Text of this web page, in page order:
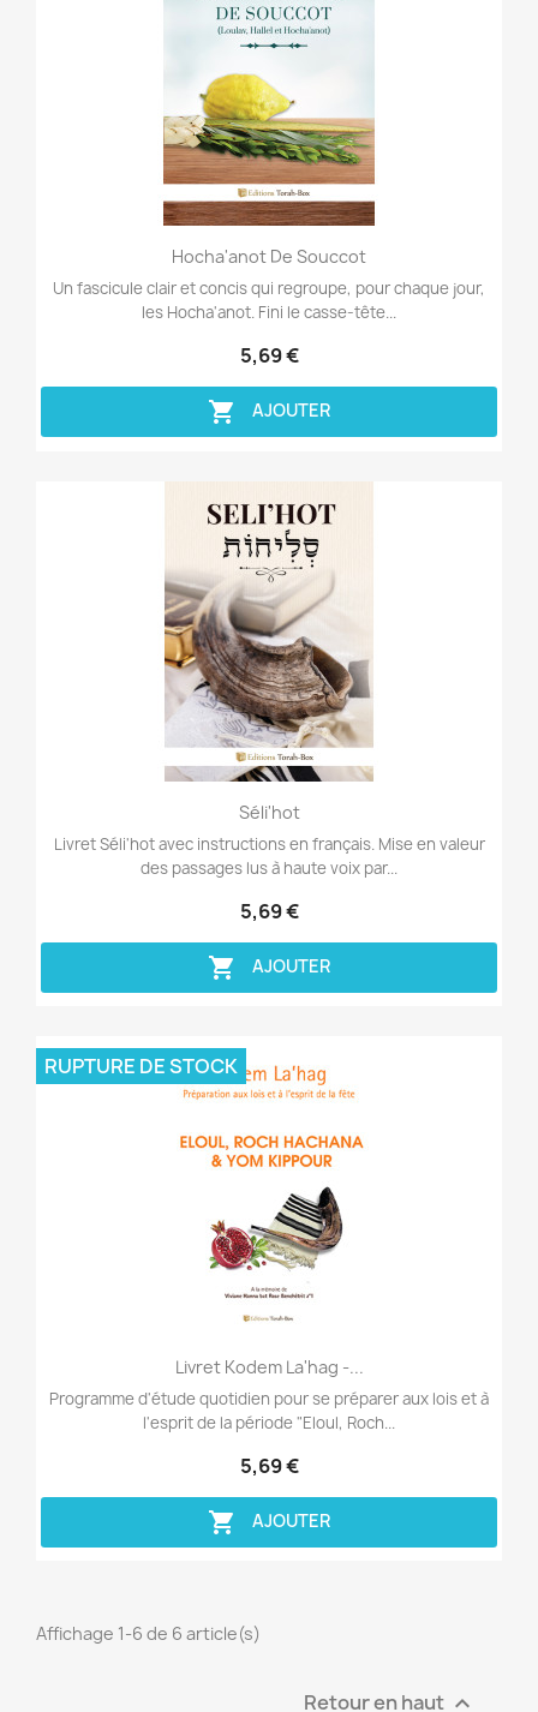
Aperçu rapide
Hocha'anot De Souccot
Un fascicule clair et concis qui regroupe, pour chaque jour,
les Hocha'anot. Fini le casse-tête...
5,69 €
 AJOUTER
Aperçu rapide
Séli'hot
Livret Séli'hot avec instructions en français. Mise en valeur
des passages lus à haute voix par...
5,69 €
 AJOUTER
Aperçu rapide
Livret Kodem La'hag -...
Programme d'étude quotidien pour se préparer aux lois et à
l'esprit de la période "Eloul, Roch...
5,69 €
 AJOUTER
RUPTURE DE STOCK
Affichage 1-6 de 6 article(s)
Retour en haut 